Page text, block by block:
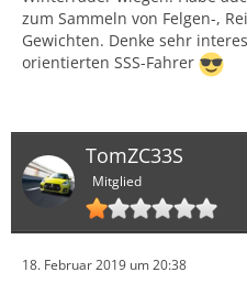
zum Sammeln von Felgen-,
Gewichten. Denke sehr
orientierten SSS-Fahrer
TomZC33S
Mitglied
18. Februar 2019 um 20:38